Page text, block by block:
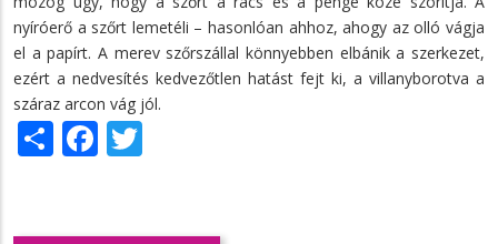
nyíróerő a szőrt lemetéli – hasonlóan ahhoz, ahogy az olló vágja
el a papírt. A merev szőrszállal könnyebben elbánik a szerkezet,
ezért a nedvesítés kedvezőtlen hatást fejt ki, a villanyborotva a
száraz arcon vág jól.
ShareFacebook